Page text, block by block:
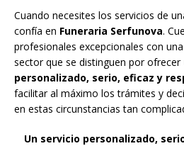
Cuando necesites los servicios de
confía en Funeraria Serfunova.
profesionales excepcionales con
sector que se distinguen por ofrecer
personalizado, serio, eficaz y
facilitar al máximo los trámites y
en estas circunstancias tan
Un servicio personalizado,